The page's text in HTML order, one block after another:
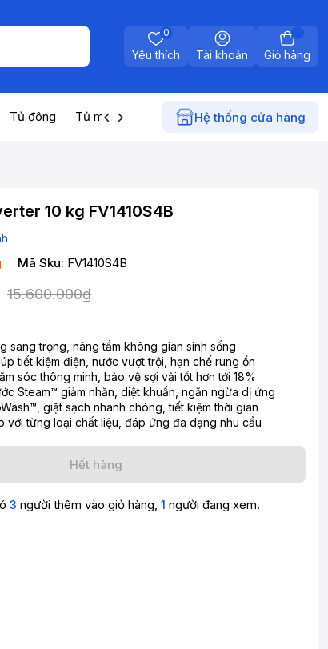
Yêu thích
0
Tài khoản Giỏ hàng
Tủ đông Tủ mát Máy nước nóng Điện gia
Hệ thống cửa hàng
10 kg FV1410S4B
Mã Sku: FV1410S4B
15.600.000₫
sang trọng, nâng tầm không gian sinh sống
tiết kiệm điện, nước vượt trội, hạn chế rung ồn
sóc thông minh, bảo vệ sợi vải tốt hơn tới 18%
Steam™ giảm nhăn, diệt khuẩn, ngăn ngừa dị ứng
giặt sạch nhanh chóng, tiết kiệm thời gian
với từng loại chất liệu, đáp ứng đa dạng nhu cầu
Hết hàng
3 người thêm vào giỏ hàng, 1 người đang xem.